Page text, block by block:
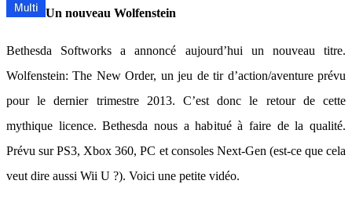
Un nouveau Wolfenstein
Bethesda Softworks a annoncé aujourd’hui un nouveau titre.
Wolfenstein: The New Order, un jeu de tir d’action/aventure prévu
pour le dernier trimestre 2013. C’est donc le retour de cette
mythique licence. Bethesda nous a habitué à faire de la qualité.
Prévu sur PS3, Xbox 360, PC et consoles Next-Gen (est-ce que cela
veut dire aussi Wii U ?). Voici une petite vidéo.